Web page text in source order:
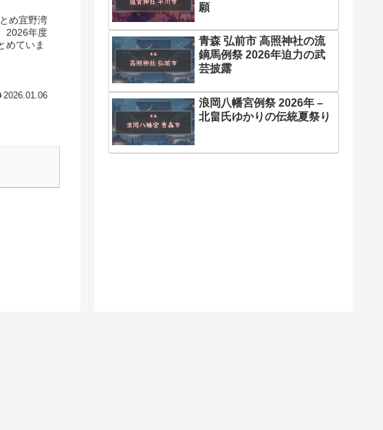
め宜野湾
2026年度
めていま
2026.01.06
願
青森 弘前市 高照神社の流
鏑馬例祭 2026年迫力の武
芸披露
浪岡八幡宮例祭 2026年 –
北畠氏ゆかりの伝統夏祭り